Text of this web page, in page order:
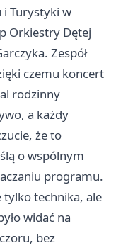
Turystyki w
Orkiestry Dętej
Zespół
czemu koncert
rodzinny
a każdy
że to
o wspólnym
programu.
technika, ale
widać na
bez